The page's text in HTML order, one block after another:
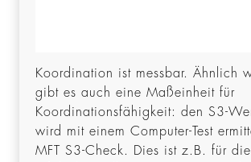
Koordination ist messbar. Ähnlich
gibt es auch eine Maßeinheit für
Koordinationsfähigkeit: den S3-
wird mit einem Computer-Test
MFT S3-Check. Dies ist z.B. für die